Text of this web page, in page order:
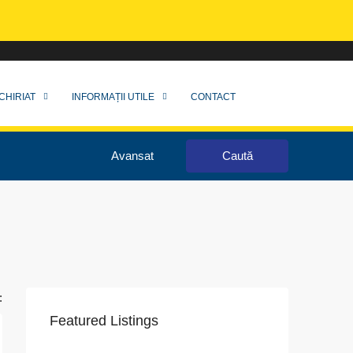
INFORMAȚII UTILE CONTACT
Avansat Caută
Featured Listings